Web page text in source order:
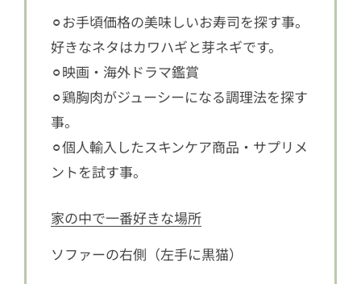
⚪︎お手頃価格の美味しいお寿司を探す事。
好きなネタはカワハギと芽ネギです。
⚪︎映画・海外ドラマ鑑賞
⚪︎鶏胸肉がジューシーになる調理法を探す
事。
⚪︎個人輸入したスキンケア商品・サプリメ
ントを試す事。
家の中で一番好きな場所
ソファーの右側（左手に黒猫）